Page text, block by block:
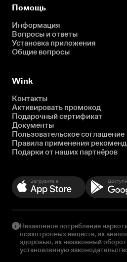
Помощь
Информация
Вопросы и ответы
Установка приложения
Общие вопросы
Wink
Контакты
Активировать промокод
Подарочный сертификат
Документы
Пользовательское соглашение
Правила применения
Подарки от наших партнёров
Незаконное потребление
психотропных веществ, их
здоровью, их незаконный
установленную